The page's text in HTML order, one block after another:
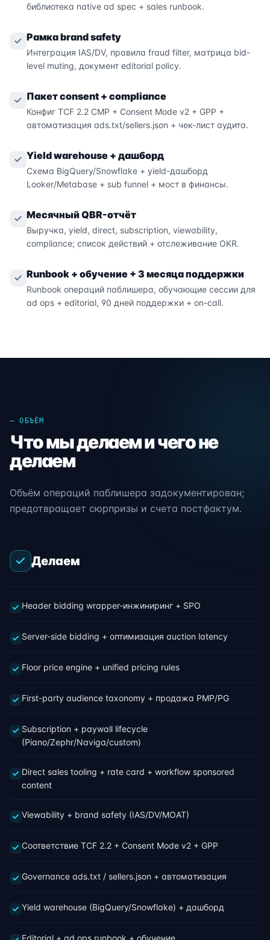
библиотека native ad spec + sales runbook.
Рамка brand safety
Интеграция IAS/DV, правила fraud filter, матрица bid-
level muting, документ editorial policy.
Пакет consent + compliance
Конфиг TCF 2.2 CMP + Consent Mode v2 + GPP +
автоматизация ads.txt/sellers.json + чек-лист аудита.
Yield warehouse + дашборд
Схема BigQuery/Snowflake + yield-дашборд
Looker/Metabase + sub funnel + мост в финансы.
Месячный QBR-отчёт
Выручка, yield, direct, subscription, viewability,
compliance; список действий + отслеживание OKR.
Runbook + обучение + 3 месяца поддержки
Runbook операций паблишера, обучающие сессии для
ad ops + editorial, 90 дней поддержки + on-call.
— ОБЪЁМ
Что мы делаем и чего не
делаем
Объём операций паблишера задокументирован;
предотвращает сюрпризы и счета постфактум.
Делаем
Header bidding wrapper-инжиниринг + SPO
Server-side bidding + оптимизация auction latency
Floor price engine + unified pricing rules
First-party audience taxonomy + продажа PMP/PG
Subscription + paywall lifecycle
(Piano/Zephr/Naviga/custom)
Direct sales tooling + rate card + workflow sponsored
content
Viewability + brand safety (IAS/DV/MOAT)
Соответствие TCF 2.2 + Consent Mode v2 + GPP
Governance ads.txt / sellers.json + автоматизация
Yield warehouse (BigQuery/Snowflake) + дашборд
Editorial + ad ops runbook + обучение